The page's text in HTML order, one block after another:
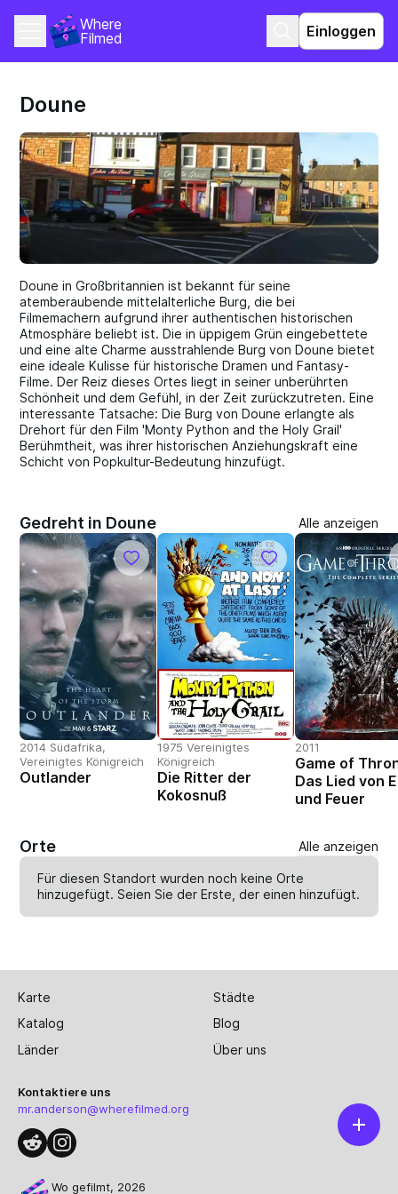
Where
Filmed
Einloggen
Doune
Doune in Großbritannien ist bekannt für seine
atemberaubende mittelalterliche Burg, die bei
Filmemachern aufgrund ihrer authentischen historischen
Atmosphäre beliebt ist. Die in üppigem Grün eingebettete
und eine alte Charme ausstrahlende Burg von Doune bietet
eine ideale Kulisse für historische Dramen und Fantasy-
Filme. Der Reiz dieses Ortes liegt in seiner unberührten
Schönheit und dem Gefühl, in der Zeit zurückzutreten. Eine
interessante Tatsache: Die Burg von Doune erlangte als
Drehort für den Film 'Monty Python and the Holy Grail'
Berühmtheit, was ihrer historischen Anziehungskraft eine
Schicht von Popkultur-Bedeutung hinzufügt.
Gedreht in Doune Alle anzeigen
2014 Südafrika,
Vereinigtes Königreich
Outlander
1975 Vereinigtes
Königreich
Die Ritter der
Kokosnuß
2011
Game of
Das Lied von
und Feuer
Orte Alle anzeigen
Für diesen Standort wurden noch keine Orte
hinzugefügt. Seien Sie der Erste, der einenhinzufügt.
Karte
Städte
Katalog
Blog
Länder
Über uns
Kontaktiere uns
mr.anderson@wherefilmed.org
Wo gefilmt, 2026